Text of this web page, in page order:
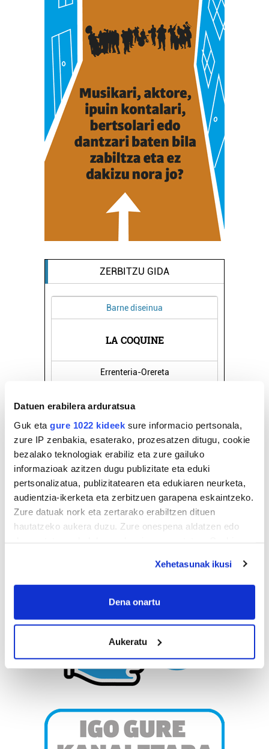
Datuen erabilera arduratsua
Guk eta gure 1022 kideek sure informacio pertsonala,
zure IP zenbakia, esaterako, prozesatzen ditugu, cookie
bezalako teknologiak erabiliz eta zure gailuko
informazioak azitzen dugu publizitate eta eduki
pertsonalizatua, publizitatearen eta edukiaren neurketa,
audientzia-ikerketa eta zerbitzuen garapena eskaintzeko.
Zure datuak nork eta zertarako erabiltzen dituen
hautatzeko aukera duzu. Zure onespena aldatzen edo
If you allow, we would also like to:
Collect information about your geographical
meters
Identify your device by actively scanning it for
specific characteristics (fingerprinting)
Find out more about how your personal data is processed
and set your preferences in the
Guk eta gure bazkideek zure datu pertsonalak
prozesatzen ditugu, zure IP zenbakia, besteak beste,
teknologia erabiliz, cookieak adibidez, iragarki eta eduki
Xehetasunak ikusi
Dena onartu
Aukeratu
ZERBITZU GIDA
Barne diseinua
LA COQUINE
Errenteria-Orereta